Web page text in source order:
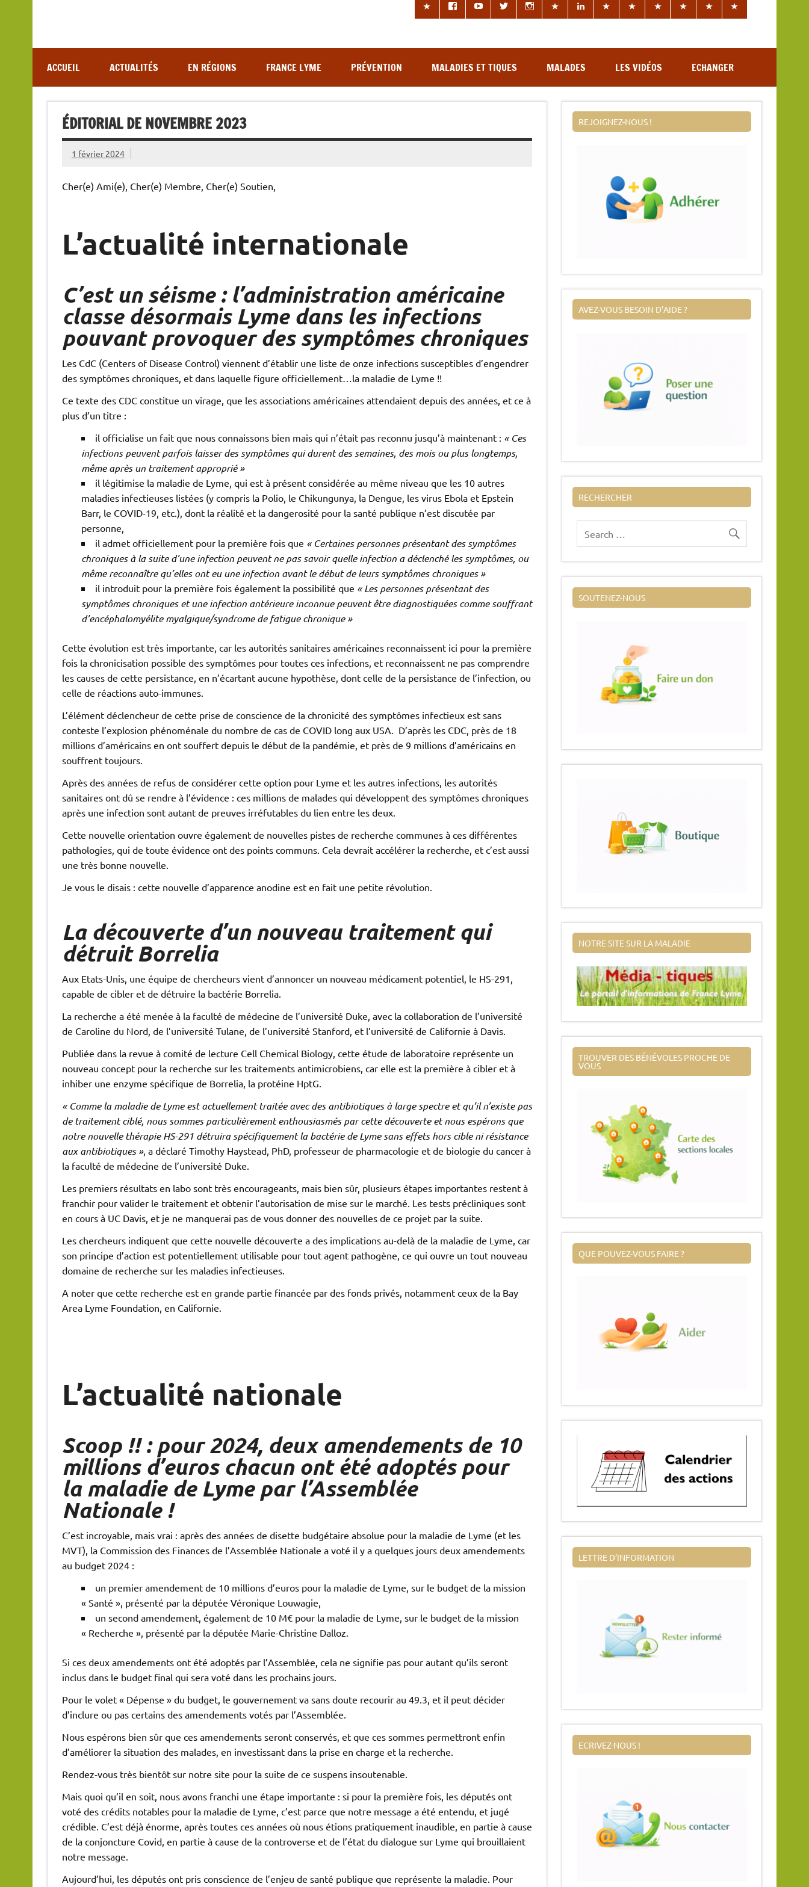
ACCUEIL ACTUALITÉS EN RÉGIONS FRANCE LYME PRÉVENTION MALADIES ET TIQUES MALADES LES VIDÉOS ECHANGER
ÉDITORIAL DE NOVEMBRE 2023
1 février 2024
Cher(e) Ami(e), Cher(e) Membre, Cher(e) Soutien,
L’actualité internationale
C’est un séisme : l’administration américaine
classe désormais Lyme dans les infections
pouvant provoquer des symptômes chroniques
Les CdC (Centers of Disease Control) viennent d’établir une liste de onze infections susceptibles d’engendrer
des symptômes chroniques, et dans laquelle figure officiellement…la maladie de Lyme !!
Ce texte des CDC constitue un virage, que les associations américaines attendaient depuis des années, et ce à
plus d’un titre :
il officialise un fait que nous connaissons bien mais qui n’était pas reconnu jusqu’à maintenant : « Ces
infections peuvent parfois laisser des symptômes qui durent des semaines, des mois ou plus longtemps,
même après un traitement approprié »
il légitimise la maladie de Lyme, qui est à présent considérée au même niveau que les 10 autres
maladies infectieuses listées (y compris la Polio, le Chikungunya, la Dengue, les virus Ebola et Epstein
Barr, le COVID-19, etc.), dont la réalité et la dangerosité pour la santé publique n’est discutée par
personne,
il admet officiellement pour la première fois que « Certaines personnes présentant des symptômes
chroniques à la suite d’une infection peuvent ne pas savoir quelle infection a déclenché les symptômes, ou
même reconnaître qu’elles ont eu une infection avant le début de leurs symptômes chroniques »
il introduit pour la première fois également la possibilité que « Les personnes présentant des
symptômes chroniques et une infection antérieure inconnue peuvent être diagnostiquées comme souffrant
d’encéphalomyélite myalgique/syndrome de fatigue chronique »
Cette évolution est très importante, car les autorités sanitaires américaines reconnaissent ici pour la première
fois la chronicisation possible des symptômes pour toutes ces infections, et reconnaissent ne pas comprendre
les causes de cette persistance, en n’écartant aucune hypothèse, dont celle de la persistance de l’infection, ou
celle de réactions auto-immunes.
L’élément déclencheur de cette prise de conscience de la chronicité des symptômes infectieux est sans
conteste l’explosion phénoménale du nombre de cas de COVID long aux USA. D’après les CDC, près de 18
millions d’américains en ont souffert depuis le début de la pandémie, et près de 9 millions d’américains en
souffrent toujours.
Après des années de refus de considérer cette option pour Lyme et les autres infections, les autorités
sanitaires ont dû se rendre à l’évidence : ces millions de malades qui développent des symptômes chroniques
après une infection sont autant de preuves irréfutables du lien entre les deux.
Cette nouvelle orientation ouvre également de nouvelles pistes de recherche communes à ces différentes
pathologies, qui de toute évidence ont des points communs. Cela devrait accélérer la recherche, et c’est aussi
une très bonne nouvelle.
Je vous le disais : cette nouvelle d’apparence anodine est en fait une petite révolution.
La découverte d’un nouveau traitement qui
détruit Borrelia
Aux Etats-Unis, une équipe de chercheurs vient d’annoncer un nouveau médicament potentiel, le HS-291,
capable de cibler et de détruire la bactérie Borrelia.
La recherche a été menée à la faculté de médecine de l’université Duke, avec la collaboration de l’université
de Caroline du Nord, de l’université Tulane, de l’université Stanford, et l’université de Californie à Davis.
Publiée dans la revue à comité de lecture Cell Chemical Biology, cette étude de laboratoire représente un
nouveau concept pour la recherche sur les traitements antimicrobiens, car elle est la première à cibler et à
inhiber une enzyme spécifique de Borrelia, la protéine HptG.
« Comme la maladie de Lyme est actuellement traitée avec des antibiotiques à large spectre et qu’il n’existe pas
de traitement ciblé, nous sommes particulièrement enthousiasmés par cette découverte et nous espérons que
notre nouvelle thérapie HS-291 détruira spécifiquement la bactérie de Lyme sans effets hors cible ni résistance
aux antibiotiques », a déclaré Timothy Haystead, PhD, professeur de pharmacologie et de biologie du cancer à
la faculté de médecine de l’université Duke.
Les premiers résultats en labo sont très encourageants, mais bien sûr, plusieurs étapes importantes restent à
franchir pour valider le traitement et obtenir l’autorisation de mise sur le marché. Les tests précliniques sont
en cours à UC Davis, et je ne manquerai pas de vous donner des nouvelles de ce projet par la suite.
Les chercheurs indiquent que cette nouvelle découverte a des implications au-delà de la maladie de Lyme, car
son principe d’action est potentiellement utilisable pour tout agent pathogène, ce qui ouvre un tout nouveau
domaine de recherche sur les maladies infectieuses.
A noter que cette recherche est en grande partie financée par des fonds privés, notamment ceux de la Bay
Area Lyme Foundation, en Californie.
L’actualité nationale
Scoop !! : pour 2024, deux amendements de 10
millions d’euros chacun ont été adoptés pour
la maladie de Lyme par l’Assemblée
Nationale !
C’est incroyable, mais vrai : après des années de disette budgétaire absolue pour la maladie de Lyme (et les
MVT), la Commission des Finances de l’Assemblée Nationale a voté il y a quelques jours deux amendements
au budget 2024 :
un premier amendement de 10 millions d’euros pour la maladie de Lyme, sur le budget de la mission
« Santé », présenté par la députée Véronique Louwagie,
un second amendement, également de 10 M€ pour la maladie de Lyme, sur le budget de la mission
« Recherche », présenté par la députée Marie-Christine Dalloz.
Si ces deux amendements ont été adoptés par l’Assemblée, cela ne signifie pas pour autant qu’ils seront
inclus dans le budget final qui sera voté dans les prochains jours.
Pour le volet « Dépense » du budget, le gouvernement va sans doute recourir au 49.3, et il peut décider
d’inclure ou pas certains des amendements votés par l’Assemblée.
Nous espérons bien sûr que ces amendements seront conservés, et que ces sommes permettront enfin
d’améliorer la situation des malades, en investissant dans la prise en charge et la recherche.
Rendez-vous très bientôt sur notre site pour la suite de ce suspens insoutenable.
Mais quoi qu’il en soit, nous avons franchi une étape importante : si pour la première fois, les députés ont
voté des crédits notables pour la maladie de Lyme, c’est parce que notre message a été entendu, et jugé
crédible. C’est déjà énorme, après toutes ces années où nous étions pratiquement inaudible, en partie à cause
de la conjoncture Covid, en partie à cause de la controverse et de l’état du dialogue sur Lyme qui brouillaient
notre message.
Aujourd’hui, les députés ont pris conscience de l’enjeu de santé publique que représente la maladie. Pour
REJOIGNEZ-NOUS !
AVEZ-VOUS BESOIN D’AIDE ?
RECHERCHER
SOUTENEZ-NOUS
NOTRE SITE SUR LA MALADIE
TROUVER DES BÉNÉVOLES PROCHE DE
VOUS
QUE POUVEZ-VOUS FAIRE ?
LETTRE D’INFORMATION
ECRIVEZ-NOUS !